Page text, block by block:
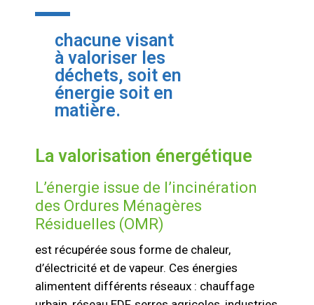
chacune visant
à valoriser les
déchets, soit en
énergie soit en
matière.
La valorisation énergétique
L’énergie issue de l’incinération
des Ordures Ménagères
Résiduelles (OMR)
est récupérée sous forme de chaleur,
d’électricité et de vapeur. Ces énergies
alimentent différents réseaux : chauffage